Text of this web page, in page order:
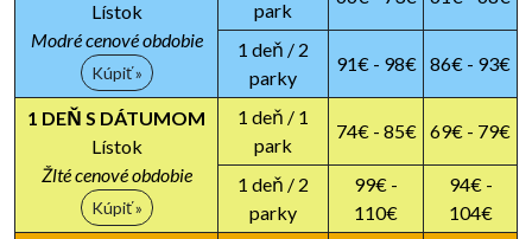
Lístok
Modré cenové obdobie
Kúpiť »
park
1 deň / 2
parky
91€ - 98€ 86€ - 93€
1 DEŇ S DÁTUMOM
Lístok
Žlté cenové obdobie
Kúpiť »
1 deň / 1
park
74€ - 85€ 69€ - 79€
1 deň / 2
parky
99€ -
110€
94€ -
104€